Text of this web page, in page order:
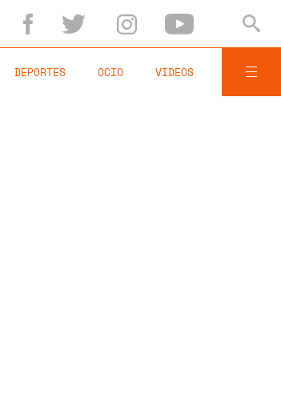
DEPORTES OCIO VIDEOS